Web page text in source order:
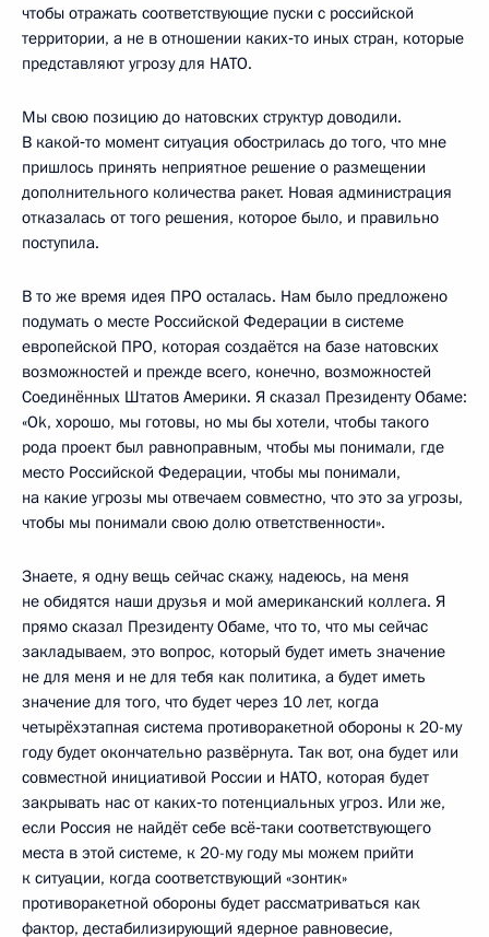
чтобы отражать соответствующие пуски с российской
территории, а не в отношении каких‑то иных стран, которые
представляют угрозу для НАТО.
Мы свою позицию до натовских структур доводили.
В какой‑то момент ситуация обострилась до того, что мне
пришлось принять неприятное решение о размещении
дополнительного количества ракет. Новая администрация
отказалась от того решения, которое было, и правильно
поступила.
В то же время идея ПРО осталась. Нам было предложено
подумать о месте Российской Федерации в системе
европейской ПРО, которая создаётся на базе натовских
возможностей и прежде всего, конечно, возможностей
Соединённых Штатов Америки. Я сказал Президенту Обаме:
«Ok, хорошо, мы готовы, но мы бы хотели, чтобы такого
рода проект был равноправным, чтобы мы понимали, где
место Российской Федерации, чтобы мы понимали,
на какие угрозы мы отвечаем совместно, что это за угрозы,
чтобы мы понимали свою долю ответственности».
Знаете, я одну вещь сейчас скажу, надеюсь, на меня
не обидятся наши друзья и мой американский коллега. Я
прямо сказал Президенту Обаме, что то, что мы сейчас
закладываем, это вопрос, который будет иметь значение
не для меня и не для тебя как политика, а будет иметь
значение для того, что будет через 10 лет, когда
четырёхэтапная система противоракетной обороны к 20-му
году будет окончательно развёрнута. Так вот, она будет или
совместной инициативой России и НАТО, которая будет
закрывать нас от каких‑то потенциальных угроз. Или же,
если Россия не найдёт себе всё‑таки соответствующего
места в этой системе, к 20-му году мы можем прийти
к ситуации, когда соответствующий «зонтик»
противоракетной обороны будет рассматриваться как
фактор, дестабилизирующий ядерное равновесие,